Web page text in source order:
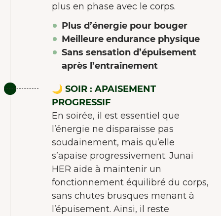
plus en phase avec le corps.
Plus d’énergie pour bouger
Meilleure endurance physique
Sans sensation d’épuisement
après l’entraînement
🌙 SOIR : APAISEMENT
PROGRESSIF
En soirée, il est essentiel que
l’énergie ne disparaisse pas
soudainement, mais qu’elle
s’apaise progressivement. Junai
HER aide à maintenir un
fonctionnement équilibré du corps,
sans chutes brusques menant à
l’épuisement. Ainsi, il reste